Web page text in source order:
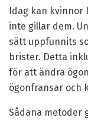
Idag kan kvinnor
inte gillar dem.
sätt uppfunnits
brister. Detta
för att ändra
ögonfransar och
Sådana metoder